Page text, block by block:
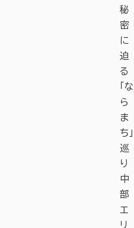
秘
密
に
迫
る
「な
ら
ま
ち」
巡
り
中
部
エ
リ